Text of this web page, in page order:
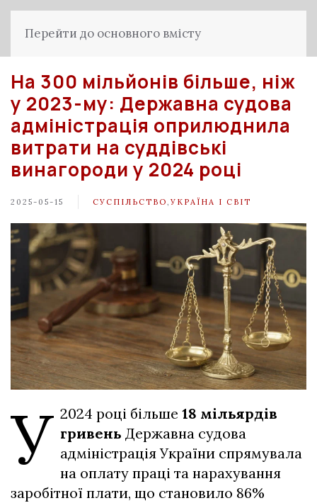
Перейти до основного вмісту
На 300 мільйонів більше, ніж
у 2023-му: Державна судова
адміністрація оприлюднила
витрати на суддівські
винагороди у 2024 році
2025-05-15 СУСПІЛЬСТВО УКРАЇНА І СВІТ
У 2024 році більше 18 мільярдів
гривень Державна судова
адміністрація України спрямувала
на оплату праці та нарахування
заробітної плати, що становило 86%